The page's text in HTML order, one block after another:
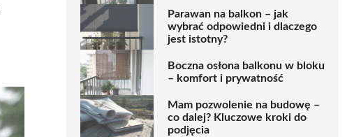
Parawan na balkon – jak
wybrać odpowiedni i dlaczego
jest istotny?
Boczna osłona balkonu w bloku
– komfort i prywatność
Mam pozwolenie na budowę –
co dalej? Kluczowe kroki do
podjęcia